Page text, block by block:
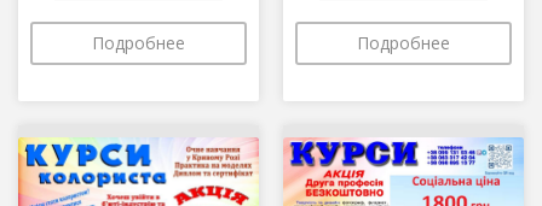
Подробнее Подробнее